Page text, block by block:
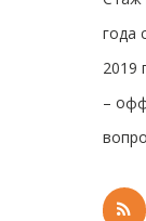
года
2019
–